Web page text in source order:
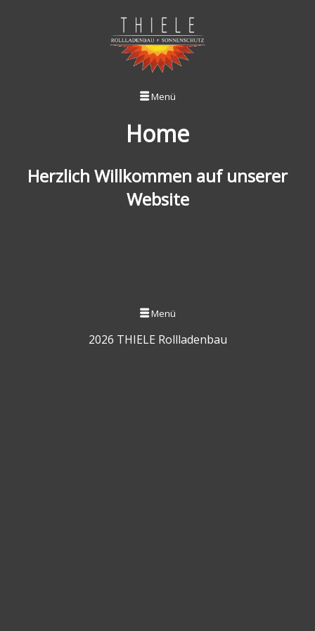
Menü
Home
Herzlich Willkommen auf unserer
Website
Menü
2026 THIELE Rollladenbau